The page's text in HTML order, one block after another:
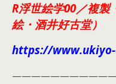
R浮世絵学00／複
絵・酒井好古堂）
https://www.ukiyo-